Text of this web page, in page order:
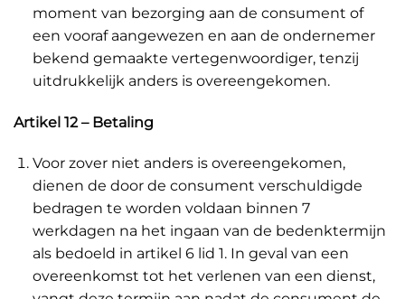
moment van bezorging aan de consument of
een vooraf aangewezen en aan de ondernemer
bekend gemaakte vertegenwoordiger, tenzij
uitdrukkelijk anders is overeengekomen.
Artikel 12 – Betaling
Voor zover niet anders is overeengekomen,
dienen de door de consument verschuldigde
bedragen te worden voldaan binnen 7
werkdagen na het ingaan van de bedenktermijn
als bedoeld in artikel 6 lid 1. In geval van een
overeenkomst tot het verlenen van een dienst,